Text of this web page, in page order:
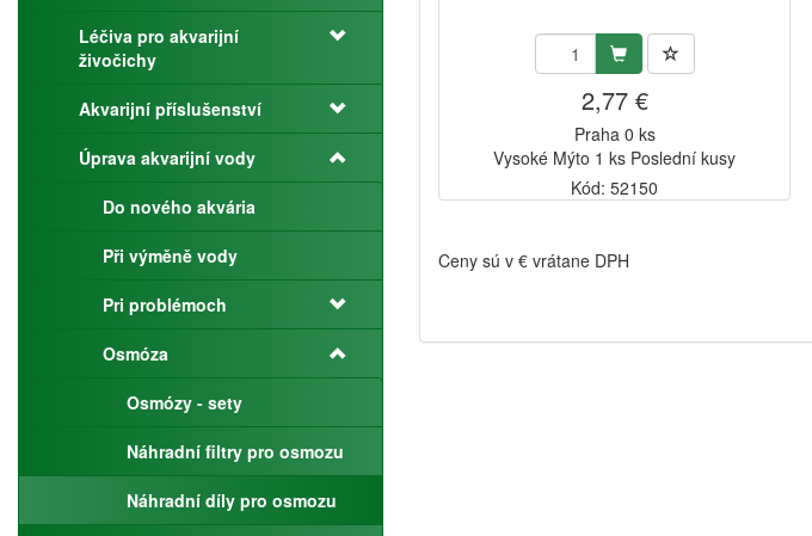
Léčiva pro akvarijní
živočichy
Akvarijní příslušenství
Úprava akvarijní vody
Do nového akvária
Při výměně vody
Pri problémoch
Osmóza
Osmózy - sety
Náhradní filtry pro osmozu
Náhradní díly pro osmozu
2,77 €
Praha 0 ks
Vysoké Mýto 1 ks Poslední kusy
Kód: 52150
Ceny sú v € vrátane DPH